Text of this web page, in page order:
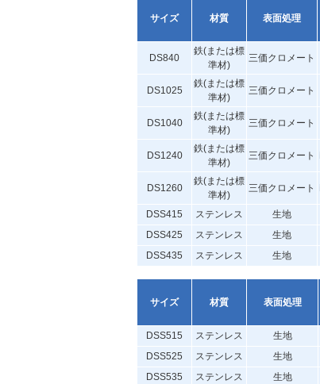
サイズ 材質 表面処理
DS840
鉄(または標
準材)
三価クロメート
DS1025
鉄(または標
準材)
三価クロメート
DS1040
鉄(または標
準材)
三価クロメート
DS1240
鉄(または標
準材)
三価クロメート
DS1260
鉄(または標
準材)
三価クロメート
DSS415 ステンレス 生地
DSS425
ステンレス 生地
DSS435
ステンレス 生地
サイズ 材質 表面処理
DSS515 ステンレス 生地
DSS525
ステンレス 生地
DSS535
ステンレス 生地